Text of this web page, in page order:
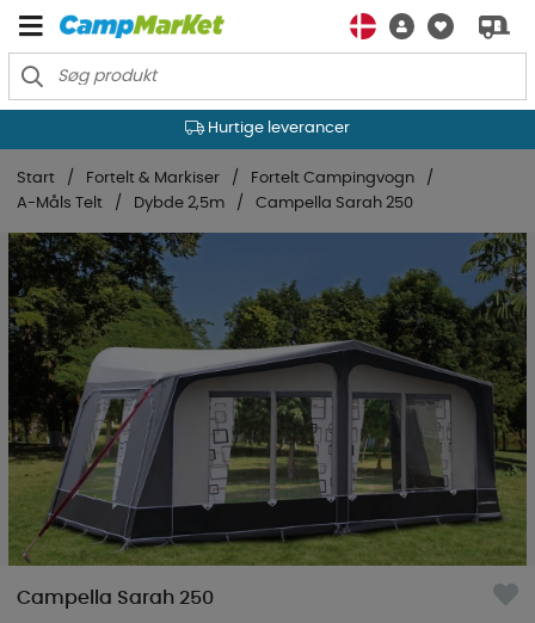
Hurtige leverancer
Start Fortelt & Markiser
Fortelt Campingvogn
A-Måls Telt
Dybde 2,5m Campella Sarah 250
Campella Sarah 250